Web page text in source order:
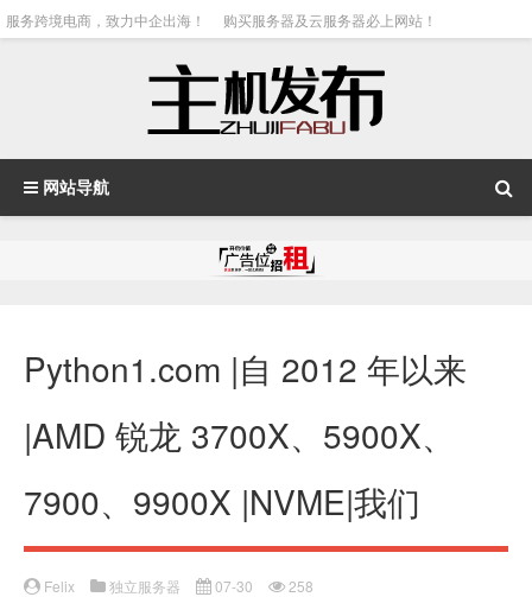
服务跨境电商，致力中企出海！ 购买服务器及云服务器必上网站！
网站导航
Python1.com |自 2012 年以来
|AMD 锐龙 3700X、5900X、
7900、9900X |NVME|我们
Felix 独立服务器 07-30 258